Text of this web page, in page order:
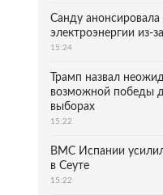
Санду анонсировала
электроэнергии из-
15:24
Трамп назвал
возможной победы
выборах
15:22
ВМС Испании
в Сеуте
15:22